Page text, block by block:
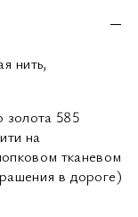
нить,
золота 585
на
тканевом
в дороге)